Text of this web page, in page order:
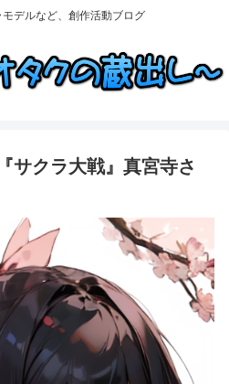
デルなど、創作活動ブログ
サクラ大戦』真宮寺さ